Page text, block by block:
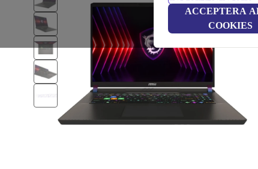
ACCEPTERA
COOKIES